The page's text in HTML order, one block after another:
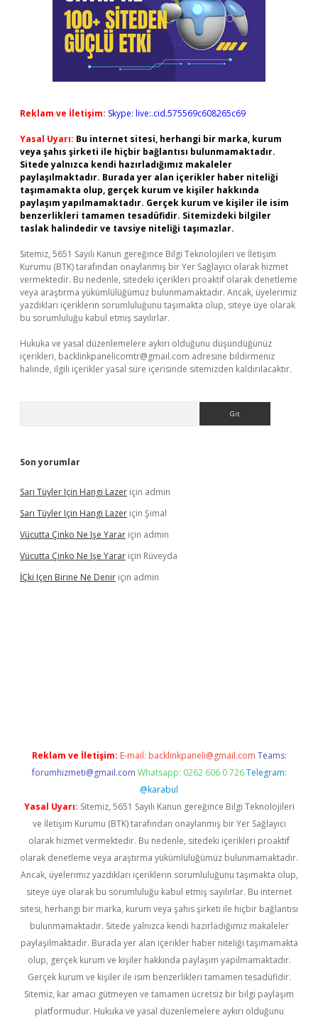
Reklam ve İletişim: Skype: live:.cid.575569c608265c69
Yasal Uyarı: Bu internet sitesi, herhangi bir marka, kurum
veya şahıs şirketi ile hiçbir bağlantısı bulunmamaktadır.
Sitede yalnızca kendi hazırladığımız makaleler
paylaşılmaktadır. Burada yer alan içerikler haber niteliği
taşımamakta olup, gerçek kurum ve kişiler hakkında
paylaşım yapılmamaktadır. Gerçek kurum ve kişiler ile isim
benzerlikleri tamamen tesadüfidir. Sitemizdeki bilgiler
taslak halindedir ve tavsiye niteliği taşımazlar.
Sitemiz, 5651 Sayılı Kanun gereğince Bilgi Teknolojileri ve İletişim
Kurumu (BTK) tarafından onaylanmış bir Yer Sağlayıcı olarak hizmet
vermektedir. Bu nedenle, sitedeki içerikleri proaktif olarak denetleme
veya araştırma yükümlülüğümüz bulunmamaktadır. Ancak, üyelerimiz
yazdıkları içeriklerin sorumluluğunu taşımakta olup, siteye üye olarak
bu sorumluluğu kabul etmiş sayılırlar.
Hukuka ve yasal düzenlemelere aykırı olduğunu düşündüğünüz
içerikleri, backlinkpanelicomtr@gmail.com adresine bildirmeniz
halinde, ilgili içerikler yasal süre içerisinde sitemizden kaldırılacaktır.
Son yorumlar
Sarı Tüyler Için Hangi Lazer için admin
Sarı Tüyler Için Hangi Lazer için Şimal
Vücutta Çinko Ne Işe Yarar için admin
Vücutta Çinko Ne Işe Yarar için Rüveyda
İÇki Içen Birine Ne Denir için admin
Reklam ve İletişim: E-mail: backlinkpaneli@gmail.com Teams:
forumhizmeti@gmail.com Whatsapp: 0262 606 0 726 Telegram:
@karabul
Yasal Uyarı: Sitemiz, 5651 Sayılı Kanun gereğince Bilgi Teknolojileri
ve İletişim Kurumu (BTK) tarafından onaylanmış bir Yer Sağlayıcı
olarak hizmet vermektedir. Bu nedenle, sitedeki içerikleri proaktif
olarak denetleme veya araştırma yükümlülüğümüz bulunmamaktadır.
Ancak, üyelerimiz yazdıkları içeriklerin sorumluluğunu taşımakta olup,
siteye üye olarak bu sorumluluğu kabul etmiş sayılırlar. Bu internet
sitesi, herhangi bir marka, kurum veya şahıs şirketi ile hiçbir bağlantısı
bulunmamaktadır. Sitede yalnızca kendi hazırladığımız makaleler
paylaşılmaktadır. Burada yer alan içerikler haber niteliği taşımamakta
olup, gerçek kurum ve kişiler hakkında paylaşım yapılmamaktadır.
Gerçek kurum ve kişiler ile isim benzerlikleri tamamen tesadüfidir.
Sitemiz, kar amacı gütmeyen ve tamamen ücretsiz bir bilgi paylaşım
platformudur. Hukuka ve yasal düzenlemelere aykırı olduğunu